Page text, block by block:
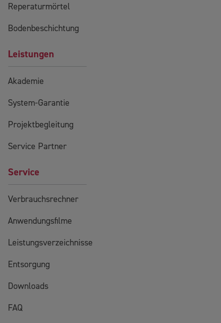
Reperaturmörtel
Bodenbeschichtung
Leistungen
Akademie
System-Garantie
Projektbegleitung
Service Partner
Service
Verbrauchsrechner
Anwendungsfilme
Leistungsverzeichnisse
Entsorgung
Downloads
FAQ